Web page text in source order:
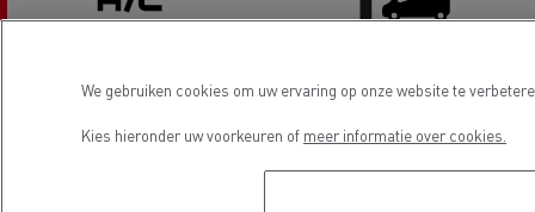
Airconditioning LCV Service & Reparatie
We gebruiken cookies om uw ervaring op onze website te
Kies hieronder uw voorkeuren of meer informatie over cookies.